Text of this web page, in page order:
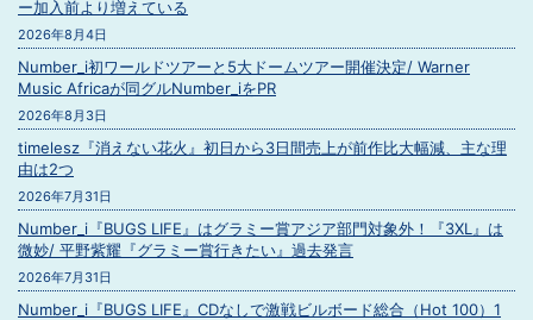
ー加入前より増えている
2026年8月4日
Number_i初ワールドツアーと5大ドームツアー開催決定/ Warner
Music Africaが同グルNumber_iをPR
2026年8月3日
timelesz『消えない花火』初日から3日間売上が前作比大幅減、主な理
由は2つ
2026年7月31日
Number_i『BUGS LIFE』はグラミー賞アジア部門対象外！『3XL』は
微妙/ 平野紫耀『グラミー賞行きたい』過去発言
2026年7月31日
Number_i『BUGS LIFE』CDなしで激戦ビルボード総合（Hot 100）1